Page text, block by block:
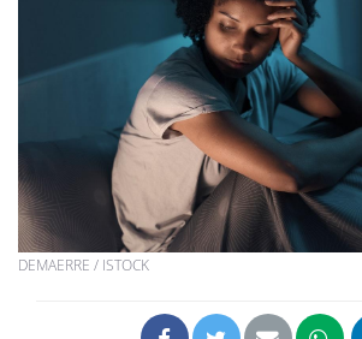
DEMAERRE / ISTOCK